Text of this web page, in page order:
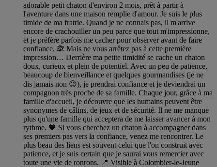
adorable petit chaton d'environ 2 mois, prêt à partir à
l'aventure dans une maison remplie d'amour. Je suis le plus
timide de ma fratrie. Quand je ne connais pas, il m'arrive
encore de crachouiller un peu parce que tout m'impressionne,
et je préfère parfois me cacher pour observer avant de faire
confiance. 🙈 Mais ne vous arrêtez pas à cette première
impression… Derrière ma petite timidité se cache un chaton
doux, curieux et plein de potentiel. Avec un peu de patience,
beaucoup de bienveillance et quelques gourmandises (je ne
dis jamais non 😉), je prendrai confiance et je deviendrai un
compagnon très proche de sa famille. Chaque jour, grâce à ma
famille d'accueil, je découvre que les humains peuvent être
synonymes de câlins, de jeux et de sécurité. Il ne me manque
plus qu'une famille qui acceptera de me laisser avancer à mon
rythme. 💙 Si vous cherchez un chaton à accompagner dans
ses premiers pas vers la confiance, venez me rencontrer. Le
plus beau des liens est souvent celui que l'on construit avec
patience, et je suis certain que je saurai vous remercier avec
toute une vie de ronrons. 📍 Visible à Colombier-le-Jeune